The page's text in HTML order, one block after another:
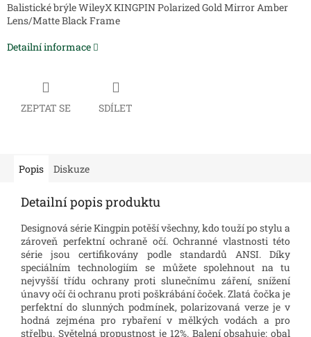
Balistické brýle WileyX KINGPIN Polarized Gold Mirror Amber
Lens/Matte Black Frame
Detailní informace
ZEPTAT SE SDÍLET
Popis Diskuze
Detailní popis produktu
Designová série Kingpin potěší všechny, kdo touží po stylu a
zároveň perfektní ochraně očí. Ochranné vlastnosti této
série jsou certifikovány podle standardů ANSI. Díky
speciálním technologiím se můžete spolehnout na tu
nejvyšší třídu ochrany proti slunečnímu záření, snížení
únavy očí či ochranu proti poškrábání čoček.Zlatá čočka je
perfektní do slunných podmínek, polarizovaná verze je v
hodná zejména pro rybaření v mělkých vodách a pro
střelbu. Světelná propustnost je 12%. Balení obsahuje: obal